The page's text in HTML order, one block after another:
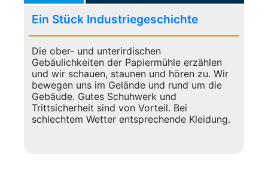
Ein Stück Industriegeschichte
Die ober- und unterirdischen
Gebäulichkeiten der Papiermühle erzählen
und wir schauen, staunen und hören zu. Wir
bewegen uns im Gelände und rund um die
Gebäude. Gutes Schuhwerk und
Trittsicherheit sind von Vorteil. Bei
schlechtem Wetter entsprechende Kleidung.